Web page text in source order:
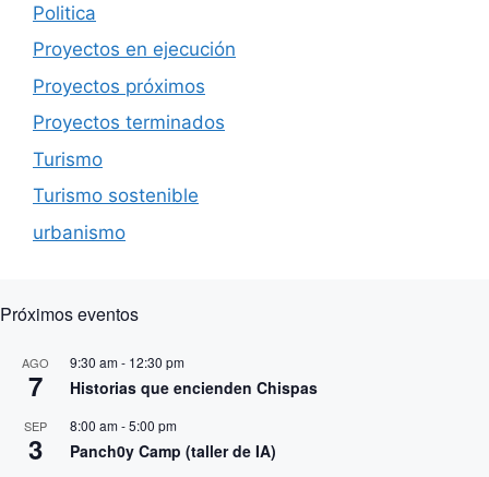
Politica
Proyectos en ejecución
Proyectos próximos
Proyectos terminados
Turismo
Turismo sostenible
urbanismo
Próximos eventos
AGO
7
9:30 am- 12:30 pm
Historias que encienden Chispas
SEP
3
8:00 am-5:00 pm
Panch0y Camp (taller de IA)